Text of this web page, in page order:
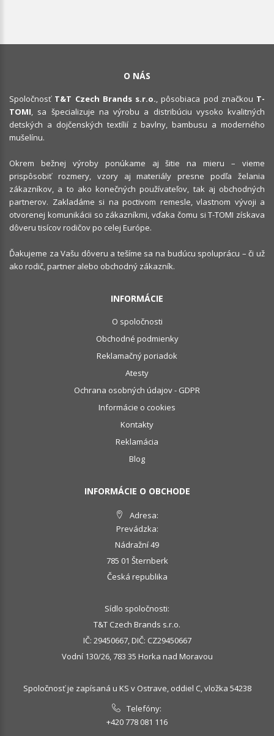
O NÁS
Spoločnosť T&T Czech Brands s.r.o., pôsobiaca pod značkou T-
TOMI, sa špecializuje na výrobu a distribúciu vysoko kvalitných
detských a dojčenských textílií z bavlny, bambusu a moderného
mušelínu.
Okrem bežnej výroby ponúkame aj šitie na mieru – vieme
prispôsobiť rozmery, vzory aj materiály presne podľa želania
zákazníkov, a to ako konečných používateľov, tak aj obchodných
partnerov. Zakladáme si na poctivom remesle, vlastnom vývoji a
otvorenej komunikácii so zákazníkmi, vďaka čomu si T-TOMI získava
dôveru tisícov rodičov po celej Európe.
Ďakujeme za Vašu dôveru a tešíme sa na budúcu spoluprácu – či už
ako rodič, partner alebo obchodný zákazník.
INFORMÁCIE
O spoločnosti
Obchodné podmienky
Reklamačný poriadok
Atesty
Ochrana osobných údajov - GDPR
Informácie o cookies
Kontakty
Reklamácia
Blog
INFORMÁCIE O OBCHODE
Adresa:
Prevádzka:
Nádražní 49
785 01 Šternberk
Česká republika
Sídlo spoločnosti:
T&T Czech Brands s.r.o.
IČ: 29450667, DIČ: CZ29450667
Vodní 130/26, 783 35 Horka nad Moravou
Spoločnosť je zapísaná u KS v Ostrave, oddiel C, vložka 54238
Telefóny:
+420 778 081 116